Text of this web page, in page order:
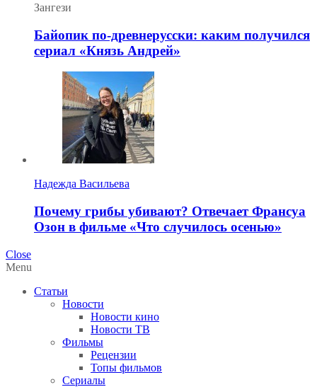
Зангези
Байопик по-древнерусски: каким получился
сериал «Князь Андрей»
Надежда Васильева
Почему грибы убивают? Отвечает Франсуа
Озон в фильме «Что случилось осенью»
Close
Menu
Статьи
Новости
Новости кино
Новости ТВ
Фильмы
Рецензии
Топы фильмов
Сериалы